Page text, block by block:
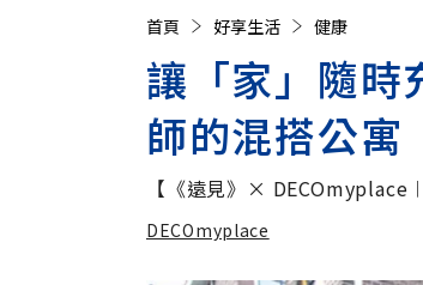
首頁 好享生活 健康
讓「家」隨時
師的混搭公寓
【《遠見》×
DECOmyplace